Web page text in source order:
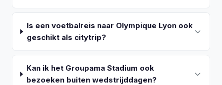
Is een voetbalreis naar Olympique Lyon ook
geschikt als citytrip?
Kan ik het Groupama Stadium ook
bezoeken buiten wedstrijddagen?